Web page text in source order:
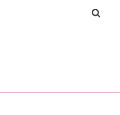
Jump directly to: content
Jump directly to: search
Jump directly to: main